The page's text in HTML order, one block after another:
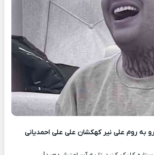
به روم علی نیر کهکشان علی علی احمدیانی